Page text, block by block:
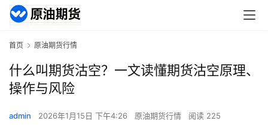
首页 原油期货行情
什么叫期货沽空？一文读懂期货沽空原理、
操作与风险
admin 2026年1月15日 下午4:26 原油期货行情 阅读 225